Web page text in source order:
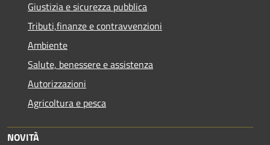
Giustizia e sicurezza pubblica
Tributi,finanze e contravvenzioni
Ambiente
Salute, benessere e assistenza
Autorizzazioni
Agricoltura e pesca
NOVITÀ